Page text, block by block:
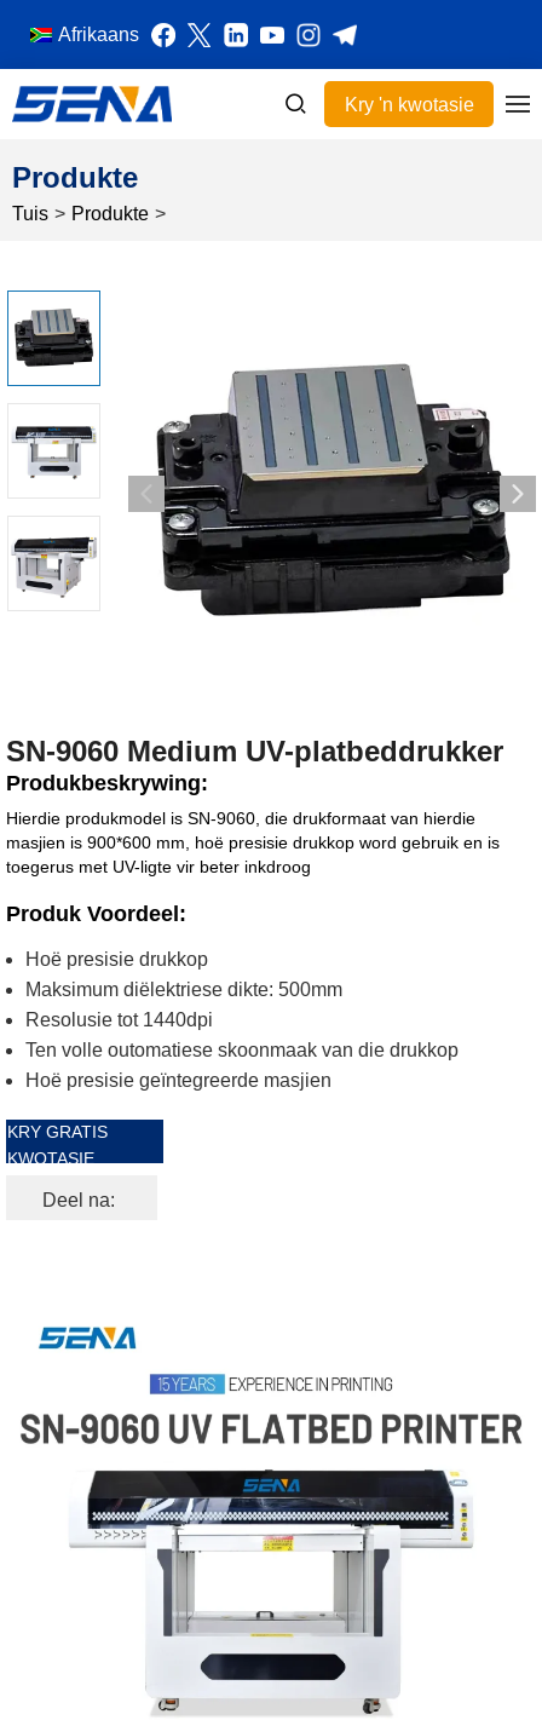
Afrikaans
Kry 'n kwotasie
Produkte
Tuis > Produkte >
SN-9060 Medium UV-platbeddrukker
Produkbeskrywing:
Hierdie produkmodel is SN-9060, die drukformaat van hierdie
masjien is 900*600 mm, hoë presisie drukkop word gebruik en is
toegerus met UV-ligte vir beter inkdroog
Produk Voordeel:
Hoë presisie drukkop
Maksimum diëlektriese dikte: 500mm
Resolusie tot 1440dpi
Ten volle outomatiese skoonmaak van die drukkop
Hoë presisie geïntegreerde masjien
KRY GRATIS
KWOTASIE
Deel na: